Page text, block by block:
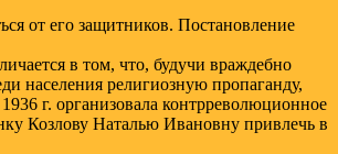
от его защитников. Постановление
в том, что, будучи враждебно
населения религиозную пропаганду,
г. организовала контрреволюционное
Козлову Наталью Ивановну привлечь в